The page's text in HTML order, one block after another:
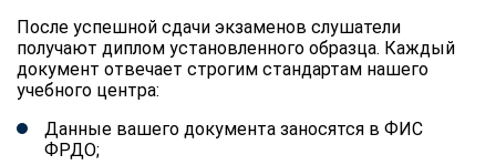
После успешной сдачи экзаменов слушатели
получают диплом установленного образца. Каждый
документ отвечает строгим стандартам нашего
учебного центра:
Данные вашего документа заносятся в ФИС
ФРДО;